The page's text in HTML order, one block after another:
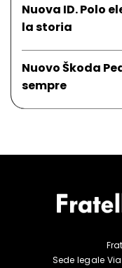
Nuova ID. Polo
la storia
Nuovo Škoda
sempre
Sede legale